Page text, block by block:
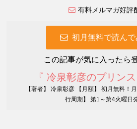
有料メルマガ好評
初月無料で読んで
この記事が気に入ったら
『 冷泉彰彦のプリン
【著者】 冷泉彰彦 【月額】 初月無料！
行周期】 第1～第4火曜日